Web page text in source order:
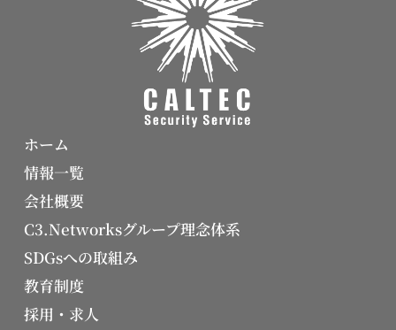
ホーム
情報一覧
会社概要
C3.Networksグループ理念体系
SDGsへの取組み
教育制度
採用・求人